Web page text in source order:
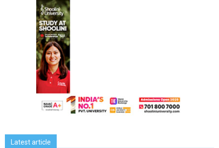
Latest article